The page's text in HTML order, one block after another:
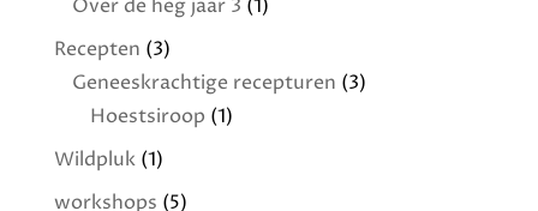
Over de heg jaar 3 (1)
Recepten (3)
Geneeskrachtige recepturen (3)
Hoestsiroop (1)
Wildpluk(1)
workshops (5)